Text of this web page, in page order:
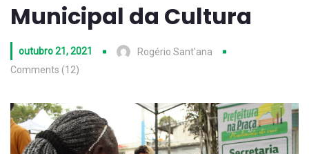
Municipal da Cultura
outubro 21, 2021
Rogério Sant'ana
Comments (12)